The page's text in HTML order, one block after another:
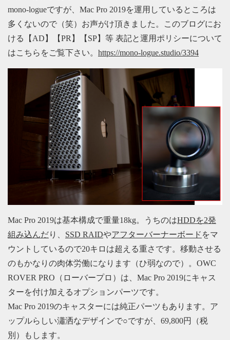
mono-logueですが、Mac Pro 2019を運用しているところは
多くないので（笑）お声がけ頂きました。このブログにお
ける【AD】【PR】【SP】等 表記と運用ポリシーについて
はこちらをご覧下さい。 https://mono-logue.studio/3394
Mac Pro 2019は基本構成で重量18kg。うちのはHDDを2発
組み込んだり、 SSD RAIDやアフターバーナーボード をマ
ウントしているので20キロは超える重さです。移動させる
のもかなりの肉体労働になります（ひ弱なので）。OWC
ROVER PRO（ローバープロ）は、Mac Pro 2019にキャス
ターを付け加えるオプションパーツです。
Mac Pro 2019のキャスターには純正パーツもあります。ア
ップルらしい瀟洒なデザインで○ですが、69,800円（税
別）もします。